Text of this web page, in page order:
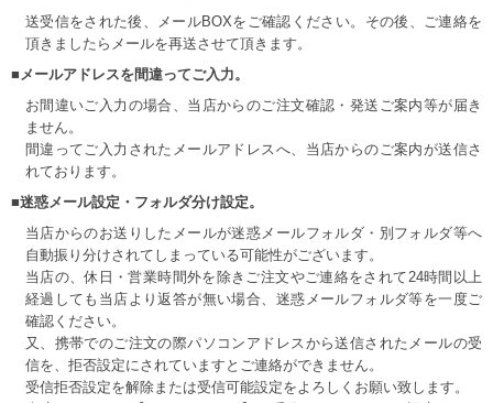
送受信をされた後、メールBOXをご確認ください。その後、ご連絡を
頂きましたらメールを再送させて頂きます。
■メールアドレスを間違ってご入力。
お間違いご入力の場合、当店からのご注文確認・発送ご案内等が届き
ません。
間違ってご入力されたメールアドレスへ、当店からのご案内が送信さ
れております。
■迷惑メール設定・フォルダ分け設定。
当店からのお送りしたメールが迷惑メールフォルダ・別フォルダ等へ
自動振り分けされてしまっている可能性がございます。
当店の、休日・営業時間外を除きご注文やご連絡をされて24時間以上
経過しても当店より返答が無い場合、迷惑メールフォルダ等を一度ご
確認ください。
又、携帯でのご注文の際パソコンアドレスから送信されたメールの受
信を、拒否設定にされていますとご連絡ができません。
受信拒否設定を解除または受信可能設定をよろしくお願い致します。